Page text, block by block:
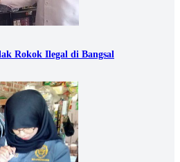
Rokok Ilegal di Bangsal